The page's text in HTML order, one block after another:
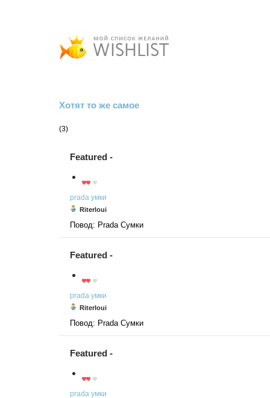
Хотят то же самое
(3)
Featured -
prada умки
Riterloui
Повод: Prada Сумки
Featured -
prada умки
Riterloui
Повод: Prada Сумки
Featured -
prada умки